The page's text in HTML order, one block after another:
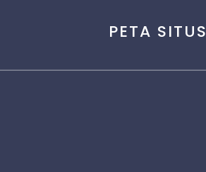
PETA SITUS